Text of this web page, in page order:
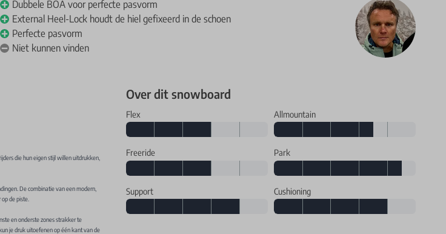
Dubbele BOA voor perfecte pasvorm
External Heel-Lock houdt de hiel gefixeerd in de schoen
Perfecte pasvorm
Niet kunnen vinden
die hun eigen stijl willen uitdrukken,
De combinatie van een modern,
de piste.
en onderste zones strakker te
je druk uitoefenen op één kant van de
Over dit snowboard
Flex Allmountain
Freeride Park
Support Cushioning